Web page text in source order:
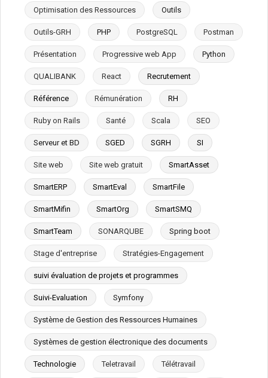
Optimisation des Ressources Outils
Outils-GRH PHP PostgreSQL Postman
Présentation Progressive web App Python
QUALIBANK React Recrutement
Référence Rémunération RH
Ruby on Rails Santé Scala SEO
Serveur et BD SGED SGRH SI
Site web Site web gratuit SmartAsset
SmartERP SmartEval SmartFile
SmartMifin SmartOrg SmartSMQ
SmartTeam SONARQUBE Spring boot
Stage d'entreprise Stratégies-Engagement
suivi évaluation de projets et programmes
Suivi-Evaluation Symfony
Système de Gestion des Ressources Humaines
Systèmes de gestion électronique des documents
Technologie Teletravail Télétravail